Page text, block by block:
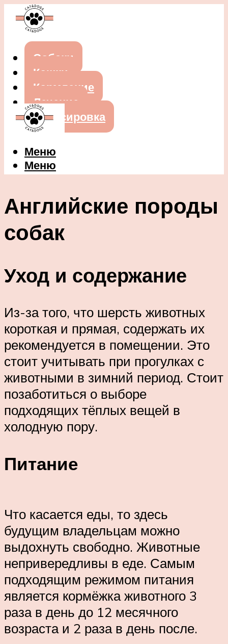
Собаки
Кошки
Кормление
Лечение
Дрессировка
Меню
Меню
Английские породы
собак
Уход и содержание
Из-за того, что шерсть животных
короткая и прямая, содержать их
рекомендуется в помещении. Это
стоит учитывать при прогулках с
животными в зимний период. Стоит
позаботиться о выборе
подходящих тёплых вещей в
холодную пору.
Питание
Что касается еды, то здесь
будущим владельцам можно
выдохнуть свободно. Животные
непривередливы в еде. Самым
подходящим режимом питания
является кормёжка животного 3
раза в день до 12 месячного
возраста и 2 раза в день после.